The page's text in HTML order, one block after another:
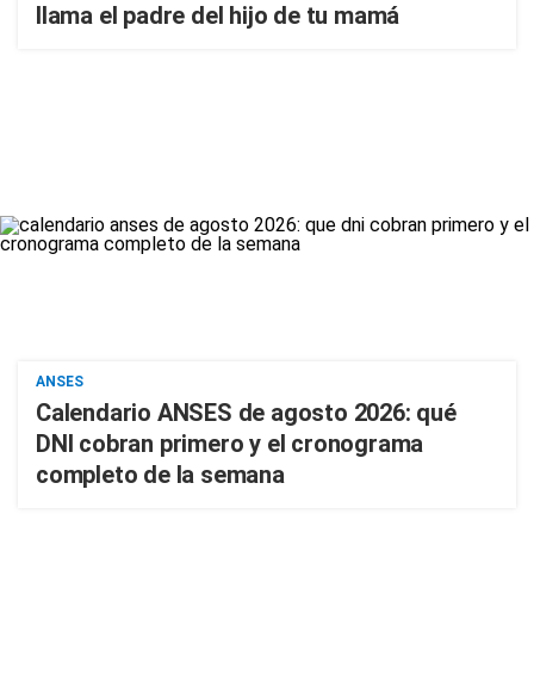
llama el padre del hijo de tu mamá
ANSES
Calendario ANSES de agosto 2026: qué
DNI cobran primero y el cronograma
completo de la semana